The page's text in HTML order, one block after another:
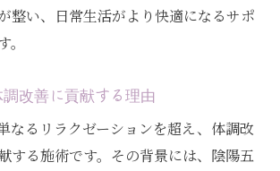
整い、日常生活がより快適になるサポ
改善に貢献する理由
なるリラクゼーションを超え、体調改
する施術です。その背景には、陰陽五